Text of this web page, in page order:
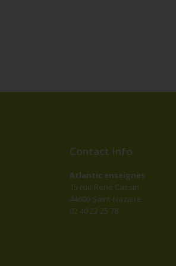
Contact Info
Atlantic enseignes
15 rue René Cassin
44600 Saint-Nazaire
02 40 22 25 78